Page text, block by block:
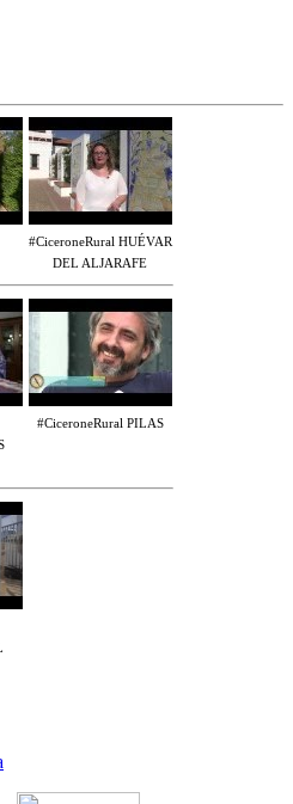
#CiceroneRural HUÉVAR
DEL ALJARAFE
#CiceroneRural PILAS